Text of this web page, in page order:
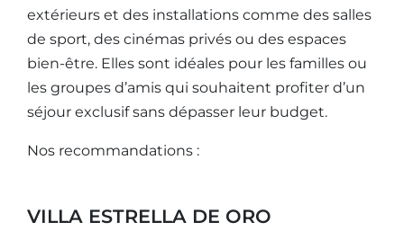
extérieurs et des installations comme des salles
de sport, des cinémas privés ou des espaces
bien-être. Elles sont idéales pour les familles ou
les groupes d’amis qui souhaitent profiter d’un
séjour exclusif sans dépasser leur budget.
Nos recommandations :
VILLA ESTRELLA DE ORO